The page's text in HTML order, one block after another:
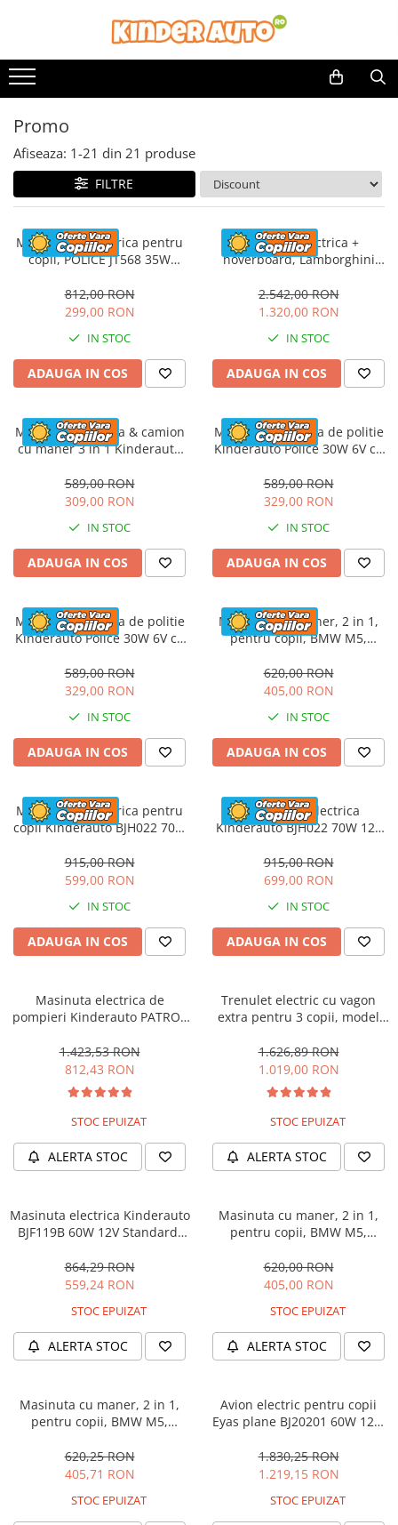
Promo
Afiseaza: 1-21 din 21 produse
FILTRE
Motocicleta electrica pentru
copii, POLICE JT568 35W
812,00 RON
299,00 RON
IN STOC
ADAUGA IN COS
Masinuta electrica +
hoverboard, Lamborghini
premium, Rosu
2.542,00 RON
1.320,00 RON
IN STOC
ADAUGA IN COS
Masinuta electrica & camion
cu maner 3 in 1 Kinderauto
tapitat, music player
589,00 RON
309,00 RON
IN STOC
ADAUGA IN COS
Masinuta electrica de politie
Kinderauto Police 30W 6V cu
bluetooth, culoare Alb
589,00 RON
329,00 RON
IN STOC
ADAUGA IN COS
Masinuta electrica de politie
Kinderauto Police 30W 6V cu
bluetooth, culoare Rosu
589,00 RON
329,00 RON
IN STOC
ADAUGA IN COS
Masinuta cu maner, 2 in 1,
pentru copii, BMW M5,
620,00 RON
405,00 RON
IN STOC
ADAUGA IN COS
Motocicleta electrica pentru
copii Kinderauto BJH022 70W
915,00 RON
599,00 RON
IN STOC
ADAUGA IN COS
Motocicleta electrica
Kinderauto BJH022 70W 12V
culoare Rosie
915,00 RON
699,00 RON
IN STOC
ADAUGA IN COS
Masinuta electrica de
pompieri Kinderauto PATROL
1.423,53 RON
812,43 RON
STOC EPUIZAT
ALERTA STOC
Trenulet electric cu vagon
extra pentru 3 copii, model
music player, albastru
1.626,89 RON
1.019,00 RON
STOC EPUIZAT
ALERTA STOC
Masinuta electrica Kinderauto
BJF119B 60W 12V Standard,
864,29 RON
559,24 RON
STOC EPUIZAT
ALERTA STOC
Masinuta cu maner, 2 in 1,
pentru copii, BMW M5,
620,00 RON
405,00 RON
STOC EPUIZAT
ALERTA STOC
Masinuta cu maner, 2 in 1,
pentru copii, BMW M5,
620,25 RON
405,71 RON
STOC EPUIZAT
Avion electric pentru copii
Eyas plane BJ20201 60W 12V,
1.830,25 RON
1.219,15 RON
STOC EPUIZAT